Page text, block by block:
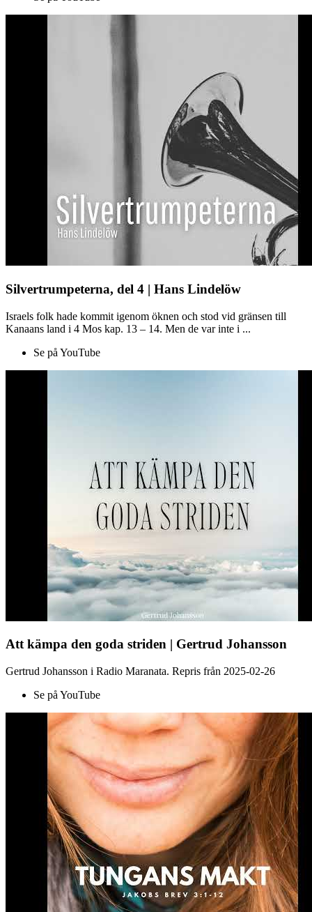
Silvertrumpeterna, del 4 | Hans Lindelöw
Israels folk hade kommit igenom öknen och stod vid gränsen till
Kanaans land i 4 Mos kap. 13 – 14. Men de var inte i ...
Se på YouTube
Att kämpa den goda striden | Gertrud Johansson
Gertrud Johansson i Radio Maranata. Repris från 2025-02-26
Se på YouTube